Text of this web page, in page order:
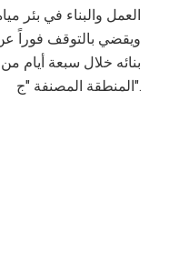
العمل والبناء في بئر
بنائه خلال سبعة أيام
المنطقة المصنفة "ج".